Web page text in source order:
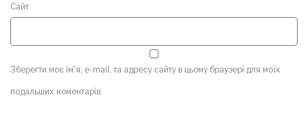
Сайт
Зберегти моє ім'я, e-mail, та адресу сайту в цьому браузері для моїх
подальших коментарів.